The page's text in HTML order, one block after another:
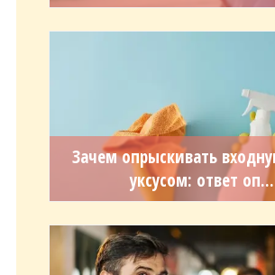
Зачем опрыскивать
уксусом: ответ оп...